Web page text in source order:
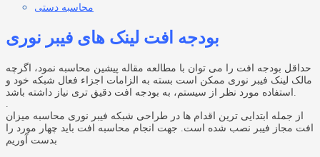
محاسبه دستی
بودجه افت لینک های فیبر نوری
حداقل بودجه افت را می توان با مطالعه مقاله پیشین محاسبه نمود، اگرچه
مالک لینک فیبر نوری ممکن است بسته به الزامات اجزاء فعال شبکه خود و
از جمله ابتدایی ترین اقدام ها در طراحی شبکه فیبر نوری محاسبه میزان
افت مجاز فیبر نصب شده است. جهت انجام محاسبه افت باید چهار مورد را
بدست آوریم